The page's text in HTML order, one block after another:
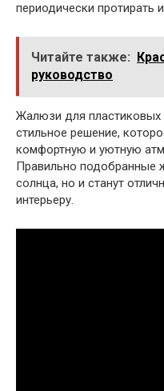
периодически протирать
Читайте также:
руководство
Жалюзи для пластиковых
стильное решение,
комфортную и уютную
Правильно подобранные
солнца, но и станут
интерьеру.